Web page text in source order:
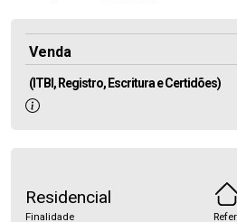
Venda
(ITBI, Registro, Escritura e Certidões)
Residencial
Finalidade